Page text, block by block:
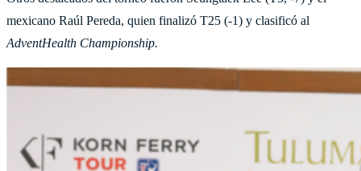
mexicano Raúl Pereda, quien finalizó T25 (-1) y clasificó al
AdventHealth Championship.